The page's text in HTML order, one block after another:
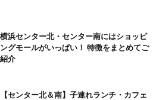
横浜センター北・センター南にはショッピ
ングモールがいっぱい！ 特徴をまとめてご
紹介
【センター北＆南】子連れランチ・カフェ